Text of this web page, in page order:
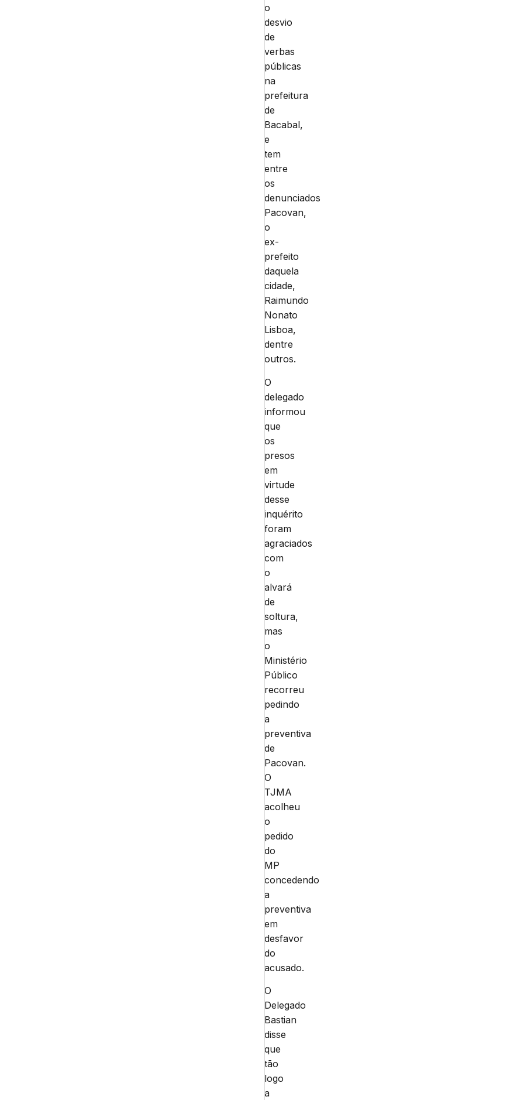
o
desvio
de
verbas
públicas
na
prefeitura
de
Bacabal,
e
tem
entre
os
denunciados
Pacovan,
o
ex-
prefeito
daquela
cidade,
Raimundo
Nonato
Lisboa,
dentre
outros.
O
delegado
informou
que
os
presos
em
virtude
desse
inquérito
foram
agraciados
com
o
alvará
de
soltura,
mas
o
Ministério
Público
recorreu
pedindo
a
preventiva
de
Pacovan.
O
TJMA
acolheu
o
pedido
do
MP
concedendo
a
preventiva
em
desfavor
do
acusado.
O
Delegado
Bastian
disse
que
tão
logo
a